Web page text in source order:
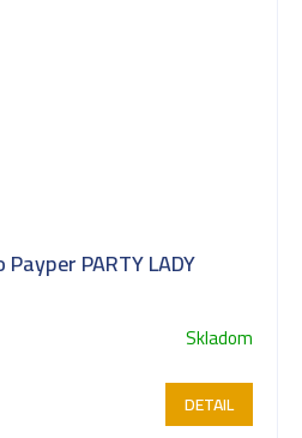
PARTY LADY
Skladom
DETAIL